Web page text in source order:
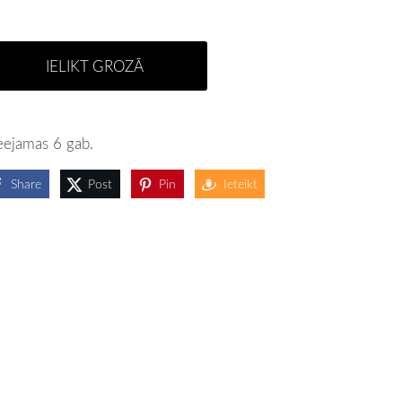
IELIKT GROZĀ
6 gab.
Share Post Pin Ieteikt